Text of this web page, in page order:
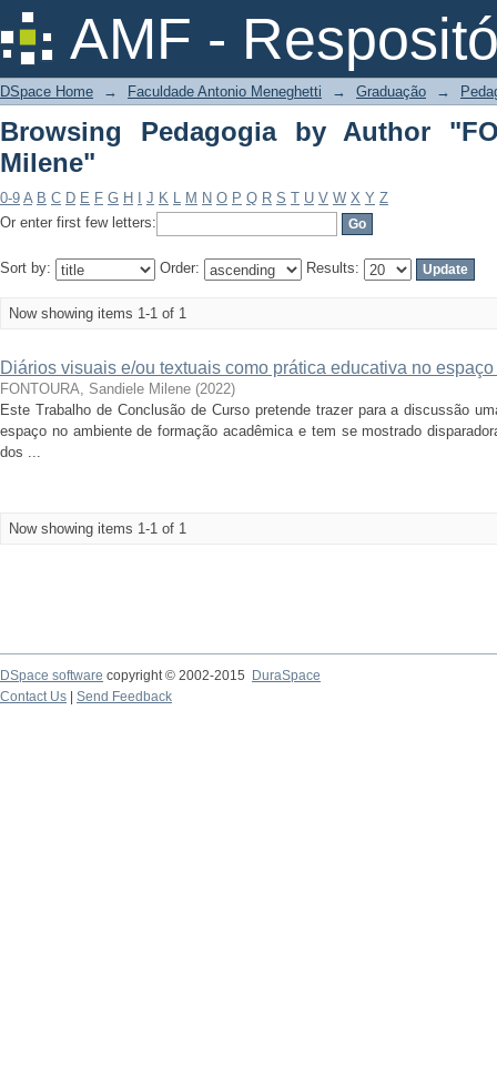
AMF -
Browsing Pedagogia by Author
DSpace Home → Faculdade Antonio Meneghetti → Graduação →
Browsing Pedagogia by Author
Milene"
0-9 A B C D E F G H J K L M N O P Q R S T U V W X Y Z
Or enter first few letters:
Sort by: Order: Results:
Now showing items 1-1 of 1
Diários visuais e/ou textuais como prática educativa no
FONTOURA, Sandiele Milene (2022)
Este Trabalho de Conclusão de Curso pretende trazer para a discussão
espaço no ambiente de formação acadêmica e tem se mostrado
dos ...
Now showing items 1-1 of 1
DSpace software copyright © 2002-2015
DuraSpace
Contact Us
Send Feedback